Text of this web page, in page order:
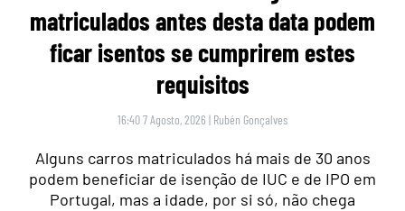
matriculados antes desta data podem
ficar isentos se cumprirem estes
requisitos
16:40 7 Agosto, 2026 | Rubén Gonçalves
Alguns carros matriculados há mais de 30 anos
podem beneficiar de isenção de IUC e de IPO em
Portugal, mas a idade, por si só, não chega